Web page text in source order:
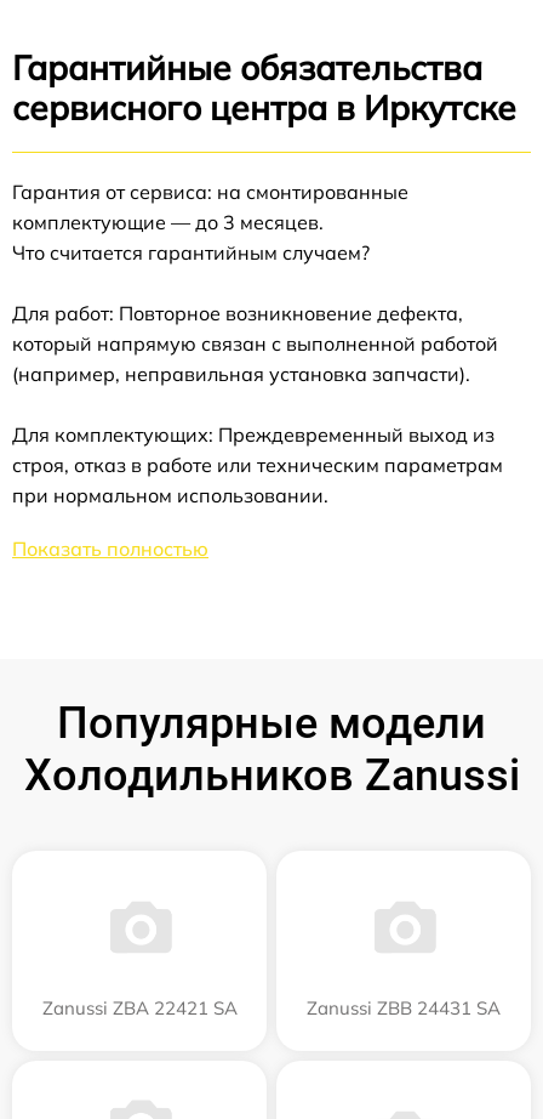
Гарантийные обязательства
сервисного центра в Иркутске
Гарантия от сервиса: на смонтированные
комплектующие — до 3 месяцев.
Что считается гарантийным случаем?
Для работ: Повторное возникновение дефекта,
который напрямую связан с выполненной работой
(например, неправильная установка запчасти).
Для комплектующих: Преждевременный выход из
строя, отказ в работе или техническим параметрам
при нормальном использовании.
Показать полностью
Популярные модели
Холодильников Zanussi
Zanussi ZBA 22421 SA Zanussi ZBB 24431 SA